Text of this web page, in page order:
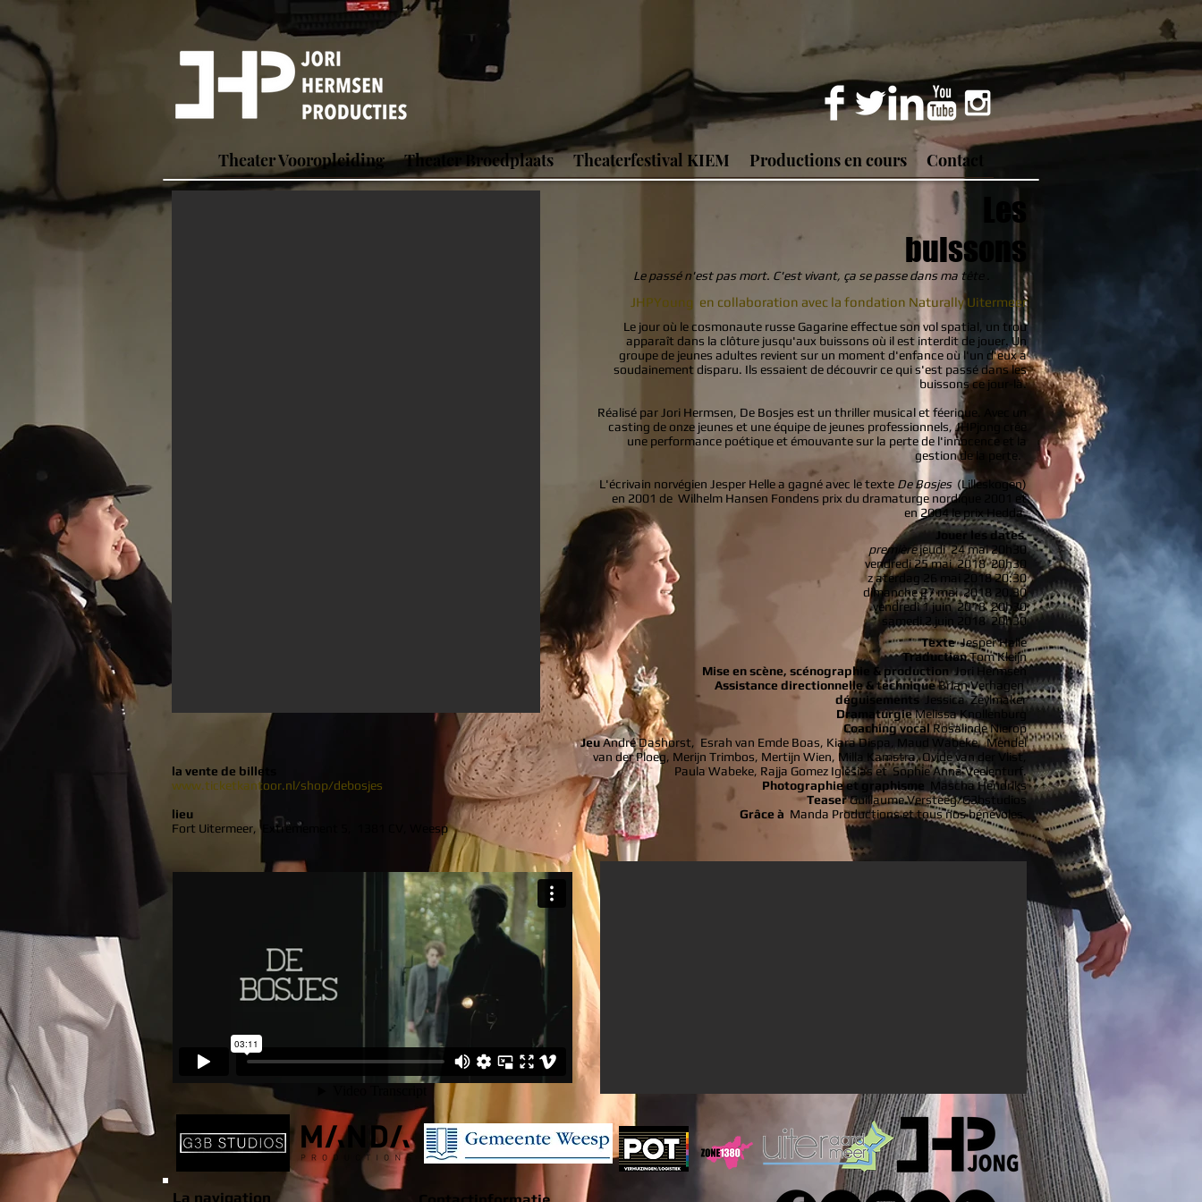
Theater Vooropleiding Theater Broedplaats Theaterfestival KIEM Productions en cours Contact
Les
buissons
Le passé n'est pas mort. C'est vivant, ça se passe dans ma tête
JHPYoung en collaboration avec la fondation Naturally Uitermeer
Le jour où le cosmonaute russe Gagarine effectue son vol spatial, un trou
apparaît dans la clôture jusqu'aux buissons où il est interdit de jouer. Un
groupe de jeunes adultes revient sur un moment d'enfance où l'un d'eux a
soudainement disparu. Ils essaient de découvrir ce qui s'est passé dans les
buissons ce jour-là.
Réalisé par Jori Hermsen, De Bosjes est un thriller musical et féerique. Avec un
casting de onze jeunes et une équipe de jeunes professionnels, JHPjong crée
une performance poétique et émouvante sur la perte de l'innocence et la
gestion de la perte.
L'écrivain norvégien Jesper Helle a gagné avec le texte De Bosjes (Lilleskogen)
en 2001 de Wilhelm Hansen Fondens prix du dramaturge nordique 2001 et
en 2004 le prix Hedda.
Jouer les dates
premièrejeudi 24 mai 20h30
vendredi 25 mai 2018 20h30
zaterdag 26 mai 2018 20:30
dimanche 27 mai 2018 20.30
vendredi 1 juin 2018 20h30
samedi 2 juin 2018 20h30
Texte Jesper Halle
TraductionTom Kleijn
Mise en scène, scénographie & production Jori Hermsen
Assistance directionnelle & techniqueBrian Verhagen
déguisements Jessica Zeylmaker
DramaturgieMelissa Knollenburg
Coaching vocalRosalinde Nierop
JeuAndré Dashorst, Esrah van Emde Boas, Kiara Dispa, Maud Wabeke, Mendel
van der Ploeg, Merijn Trimbos, Mertijn Wien, Milla Kamstra, Ovide van der Vlist,
Paula Wabeke, Rajja Gomez Iglesias et Sophie Anna Veelenturf.
Photographie et graphisme
Mascha Hendriks
TeaserGuillaume Versteeg/G3bstudios
Grâce à Manda Productions et tous nos bénévoles.
la vente de billets
www.ticketkantoor.nl/shop/debosjes
lieu
Fort Uitermeer,
Extrêmement 5, 1381 CV, Weesp
La navigation